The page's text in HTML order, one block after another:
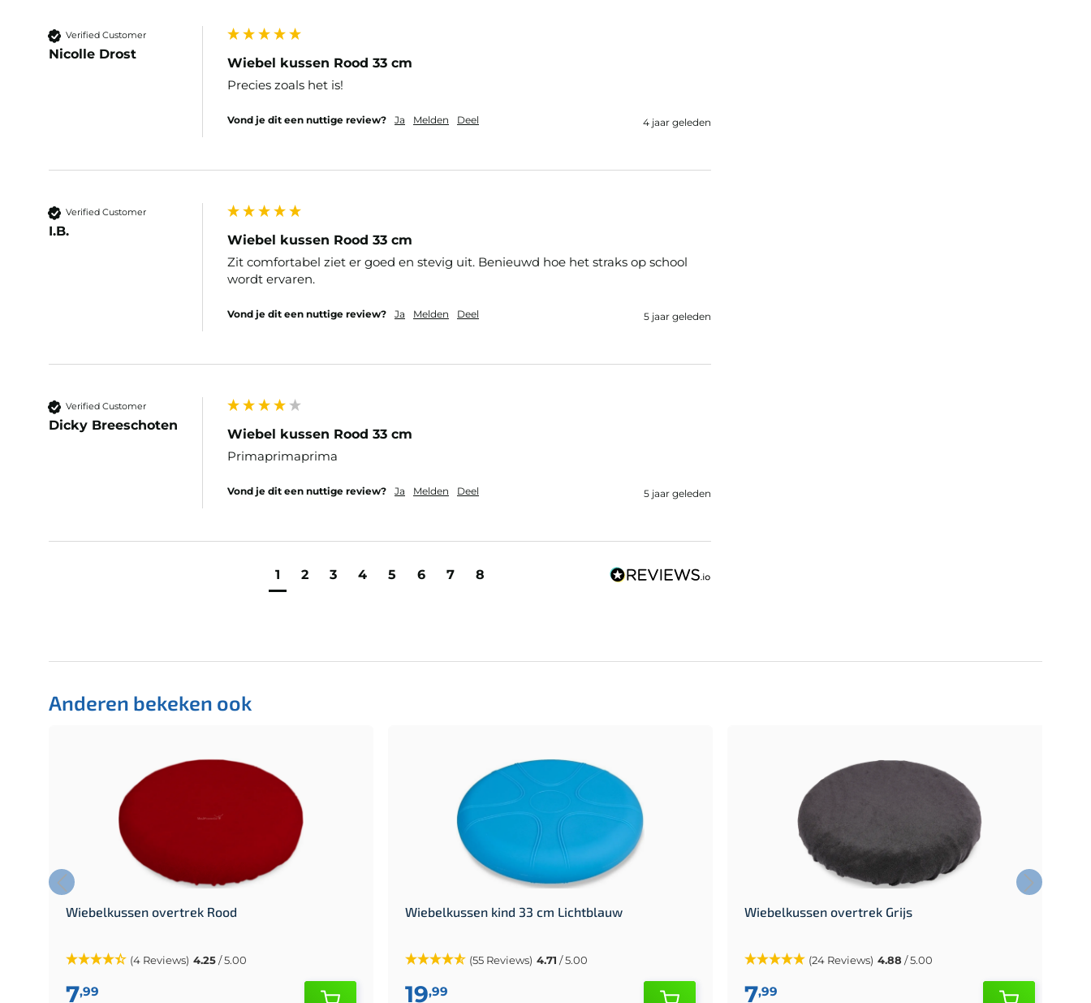
Verified Customer
Nicolle Drost
Wiebel kussen Rood 33 cm
Precies zoals het is!
Vond je dit een nuttige review? Ja Melden Deel 4 jaar geleden
Verified Customer
I.B.
Wiebel kussen Rood 33 cm
Zit comfortabel ziet er goed en stevig uit. Benieuwd hoe het straks op school
wordt ervaren.
Vond je dit een nuttige review? Ja Melden Deel 5 jaar geleden
Verified Customer
Dicky Breeschoten
Wiebel kussen Rood 33 cm
Primaprimaprima
Vond je dit een nuttige review? Ja Melden Deel 5 jaar geleden
1 2 3 4 5 6 7 8
Anderen bekeken ook
Wiebelkussen overtrek Rood
(4 Reviews) 4.25/ 5.00
7,99
Wiebelkussen kind 33 cm Lichtblauw
(55 Reviews) 4.71 / 5.00
19,99
Wiebelkussen overtrek Grijs
(24 Reviews) 4.88 / 5.00
7,99